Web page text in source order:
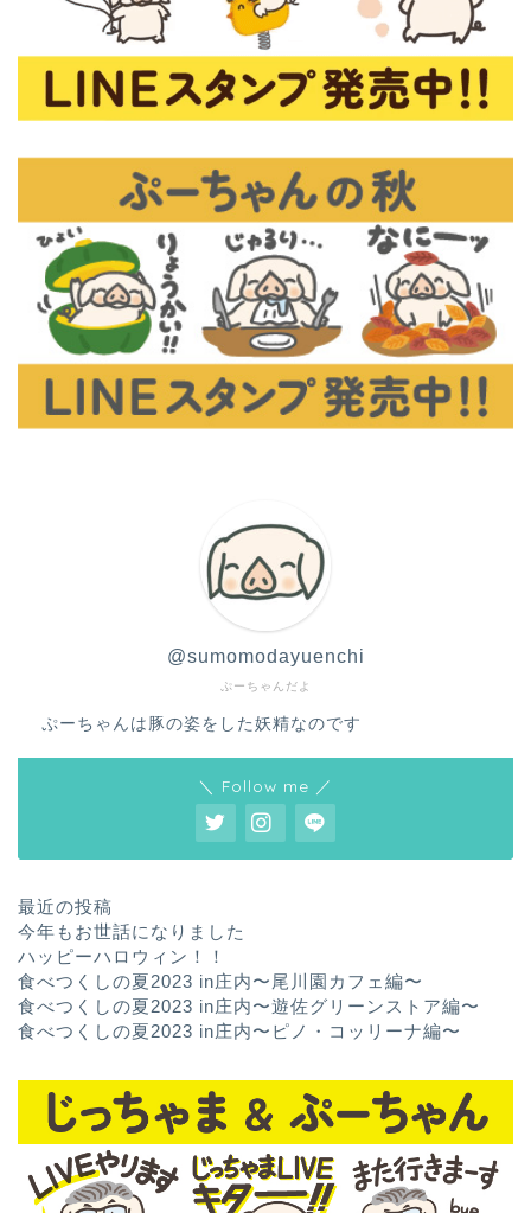
ぷーちゃんだよ
@sumomodayuenchi
ぷーちゃんは豚の姿をした妖精なのです
＼ Follow me ／
最近の投稿
今年もお世話になりました
ハッピーハロウィン！！
食べつくしの夏2023 in庄内〜尾川園カフェ編〜
食べつくしの夏2023 in庄内〜遊佐グリーンストア編〜
食べつくしの夏2023 in庄内〜ピノ・コッリーナ編〜
ホーム